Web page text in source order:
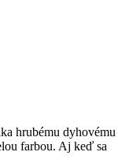
hrubému dyhovému
farbou. Aj keď sa